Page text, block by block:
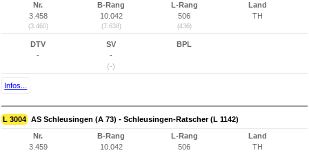
Nr.
3.458
(3.460)
B-Rang
10.042
(7.638)
L-Rang
506
(436)
Land
TH
DTV
-
SV
-
(-)
BPL
Infos...
L 3004 AS Schleusingen (A 73) - Schleusingen-Ratscher (L 1142)
Nr.
3.459
B-Rang
10.042
L-Rang
506
Land
TH